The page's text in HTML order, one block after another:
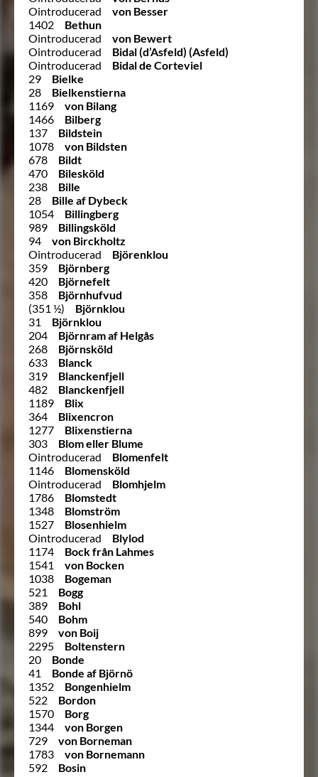
Ointroducerad
von Besser
1402
Bethun
Ointroducerad
von Bewert
Ointroducerad
Bidal (d’Asfeld) (Asfeld)
Ointroducerad
Bidal de Corteviel
29
Bielke
28
Bielkenstierna
1169
von Bilang
1466
Bilberg
137
Bildstein
1078
von Bildsten
678
Bildt
470
Bilesköld
238
Bille
28
Bille af Dybeck
1054
Billingberg
989
Billingsköld
94
von Birckholtz
Ointroducerad
Björenklou
359
Björnberg
420
Björnefelt
358
Björnhufvud
(351 ½)
Björnklou
31
Björnklou
204
Björnram af Helgås
268
Björnsköld
633
Blanck
319
Blanckenfjell
482
Blanckenfjell
1189
Blix
364
Blixencron
1277
Blixenstierna
303
Blom eller Blume
Ointroducerad
Blomenfelt
1146
Blomensköld
Ointroducerad
Blomhjelm
1786
Blomstedt
1348
Blomström
1527
Blosenhielm
Ointroducerad
Blylod
1174
Bock från Lahmes
1541
von Bocken
1038
Bogeman
521
Bogg
389
Bohl
540
Bohm
899
von Boij
2295
Boltenstern
20
Bonde
41
Bonde af Björnö
1352
Bongenhielm
522
Bordon
1570
Borg
1344
von Borgen
729
von Borneman
1783
von Bornemann
592
Bosin